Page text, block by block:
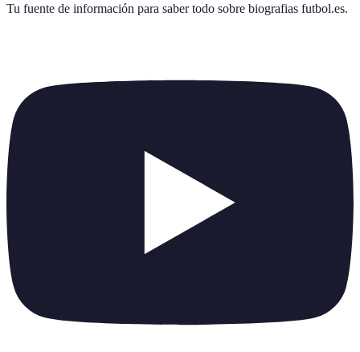
Tu fuente de información para saber todo sobre biografias futbol.es.